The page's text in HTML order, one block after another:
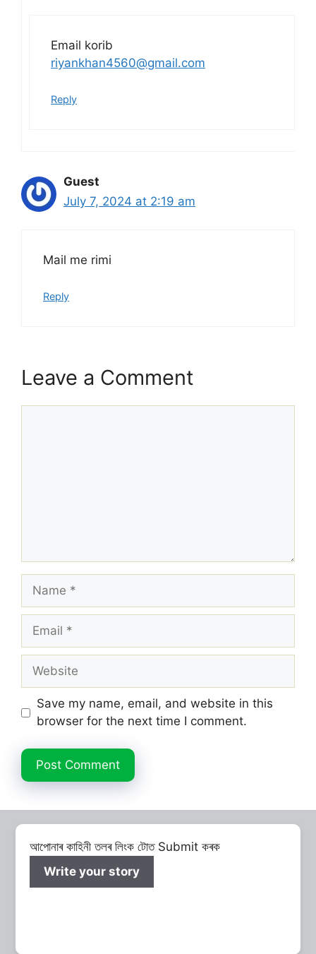
Email korib
riyankhan4560@gmail.com
Reply
Guest
July 7, 2024 at 2:19 am
Mail me rimi
Reply
Leave a Comment
Name
Email
Website
Save my name, email, and website in this
browser for the next time I comment.
আপোনাৰ কাহিনী তলৰ লিংক টোত Submit কৰক
Write your story